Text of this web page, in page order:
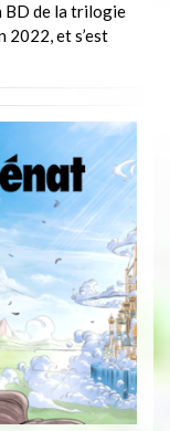
BD de la trilogie
2022, et s’est